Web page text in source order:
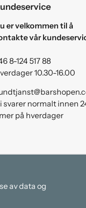
er velkommen til å
vår
8-124 517 88
10.30-16.00
svarer normalt innen
på hverdager
av data og